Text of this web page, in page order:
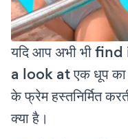
यदि आप अभी भी
a look at एक धूप का
के फ्रेम हस्तनिर्मित
क्या है।